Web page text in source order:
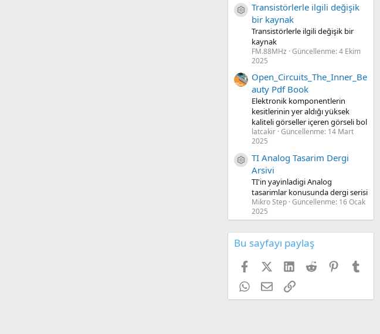
Kaynak ikon/amblem
Transistörlerle ilgili değişik
bir kaynak
Transistörlerle ilgili değişik bir
kaynak
FM.88MHz Güncellenme:4 Ekim
2025
Open_Circuits_The_Inner_Be
auty Pdf Book
Elektronik komponentlerin
kesitlerinin yer aldığı yüksek
kaliteli görseller içeren görseli bol
latcakir Güncellenme: 14 Mart
2025
Kaynak ikon/amblem
TI Analog Tasarim Dergi
Arsivi
TI'in yayinladigi Analog
tasarimlar konusunda dergi serisi
Mikro Step Güncellenme: 16 Ocak
2025
Bu sayfayı paylaş
FacebookX (Twitter)
LinkedIn
Reddit Pinterest
WhatsApp
E-postaLink